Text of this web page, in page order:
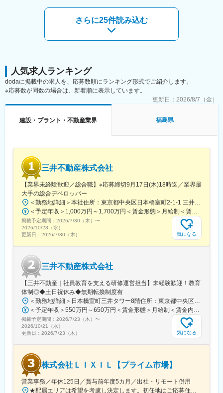
で、有給を次年度に繰り越す方はあまりいません。
変更の範囲：会社の定める業務
・iPad・施工管理アプリ導入でスマートな働き方が可能です。
・徹底した労務管理で、サービス残業も一切発生しない体制を整
■就業環境：
習学費サポート、水曜ノー残業デー、時短勤務制度などの福利厚
生も充実しています。
■同社の特徴：
同社は、飯田グループホールディングスのリーディングカンパニ
誇っています。また同グループの分譲戸建市場シェアは
変更の範囲：会社の定める業務
さらに25件読み込む
人気求人ランキング
dodaに掲載中の求人を、応募数順にランキング形式でご紹介します。
※応募数が同数の場合は、新着順に表示しています。
更新日： 2026/8/7（金）
建設・プラント・不動産業界 福島県
三井不動産株式会社
【業界未経験歓迎／総合職】※応募締切9月17日(木)18時迄／業界最
大手の総合デベロッパー
掲載予定期間： 2026/7/30（木） 〜
2026/10/28（水）
更新日： 2026/7/30（木） 気になる
三井不動産株式会社
【三井不動産｜社員教育を支える研修運営担当】未経験歓迎！教育
体制◎◆土日祝休み◆無期転換制度有
掲載予定期間： 2026/7/23（木） 〜
2026/10/21（水）
更新日： 2026/7/23（木） 気になる
株式会社ＬＩＸＩＬ【プライム市場】
営業事務／年休125日／賞与前年度5カ月／出社・リモート併用